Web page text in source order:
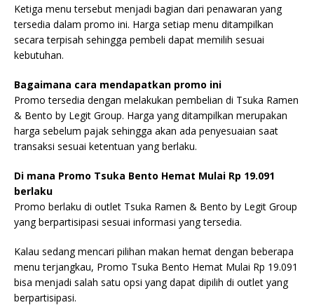
Ketiga menu tersebut menjadi bagian dari penawaran yang
tersedia dalam promo ini. Harga setiap menu ditampilkan
secara terpisah sehingga pembeli dapat memilih sesuai
kebutuhan.
Bagaimana cara mendapatkan promo ini
Promo tersedia dengan melakukan pembelian di Tsuka Ramen
& Bento by Legit Group. Harga yang ditampilkan merupakan
harga sebelum pajak sehingga akan ada penyesuaian saat
transaksi sesuai ketentuan yang berlaku.
Di mana Promo Tsuka Bento Hemat Mulai Rp 19.091
berlaku
Promo berlaku di outlet Tsuka Ramen & Bento by Legit Group
yang berpartisipasi sesuai informasi yang tersedia.
Kalau sedang mencari pilihan makan hemat dengan beberapa
menu terjangkau, Promo Tsuka Bento Hemat Mulai Rp 19.091
bisa menjadi salah satu opsi yang dapat dipilih di outlet yang
berpartisipasi.